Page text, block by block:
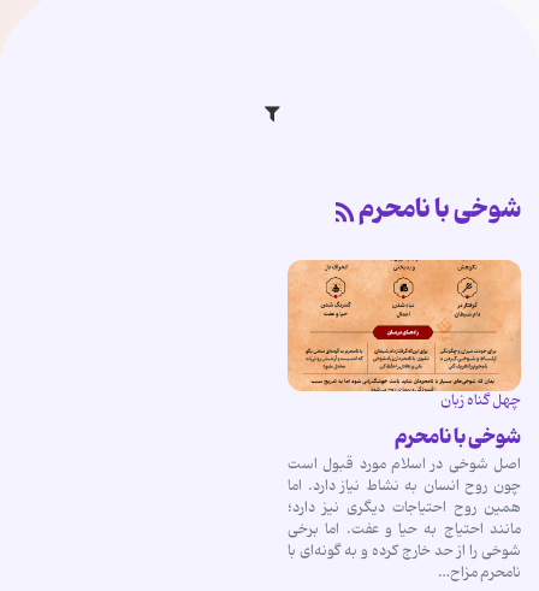
شوخی با نامحرم
چهل گناه زبان
شوخی با نامحرم
اصل شوخی در اسلام مورد قبول است
چون روح انسان به نشاط نیاز دارد. اما
همین روح احتیاجات دیگری نیز دارد؛
مانند احتیاج به حیا و عفت. اما برخی
شوخی را از حد خارج کرده و به گونه‌ای با
نامحرم مزاح…